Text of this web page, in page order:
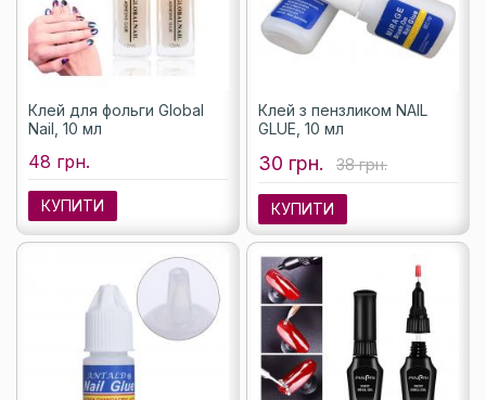
Клей для фольги Global
Nail, 10 мл
48 грн.
КУПИТИ
Клей з пензликом NAIL
GLUE, 10 мл
30 грн. 38 грн.
КУПИТИ